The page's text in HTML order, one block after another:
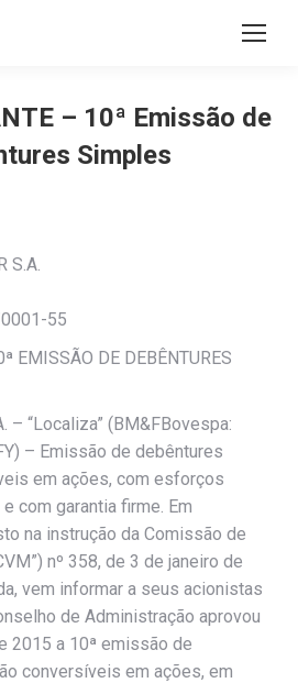
– 10ª Emissão de
Simples
S.A.
55
EMISSÃO DE DEBÊNTURES
– “Localiza” (BM&FBovespa:
– Emissão de debêntures
em ações, com esforços
com garantia firme. Em
na instrução da Comissão de
nº 358, de 3 de janeiro de
vem informar a seus acionistas
de Administração aprovou
2015 a 10ª emissão de
conversíveis em ações, em